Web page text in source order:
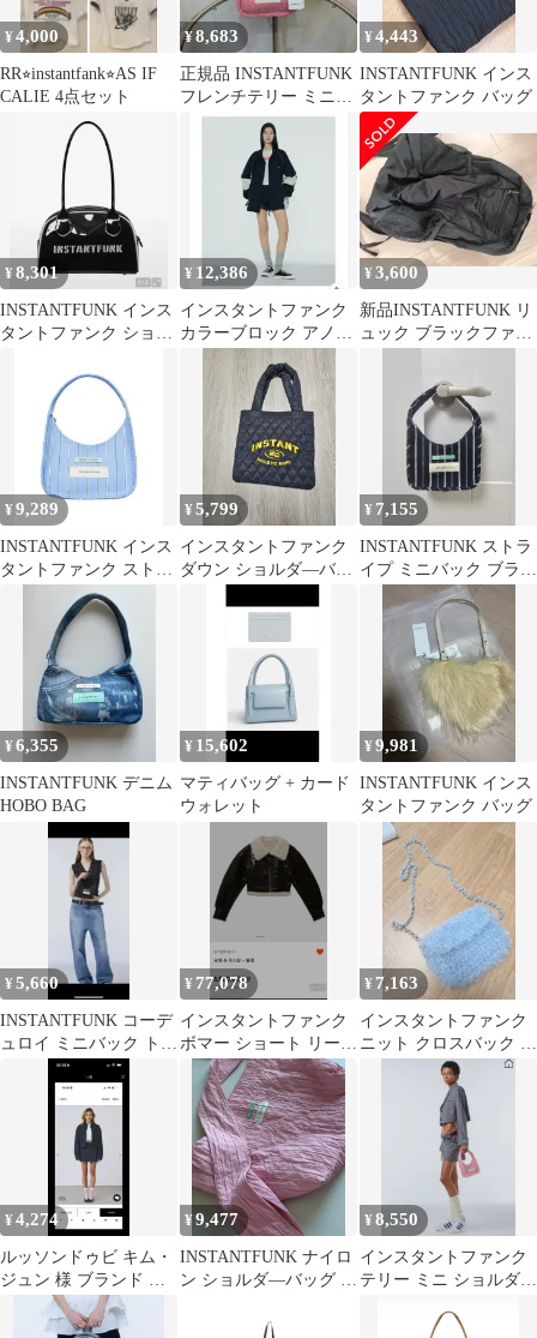
¥4,000
RR⭐︎instantfank⭐︎AS IF
CALIE 4点セット
¥8,683
正規品 INSTANTFUNK
フレンチテリー ミニバ
ッグ
¥4,443
INSTANTFUNK インス
タントファンク バッグ
¥8,301
INSTANTFUNK インス
タントファンク ショル
¥ 12,386
インスタントファンク
カラーブロック アノラ
¥3,600
新品INSTANTFUNK リ
ュック ブラックファン
¥9,289
INSTANTFUNK インス
タントファンク ストラ
イプ ミニバック
¥5,799
インスタントファンク
ダウン ショルダ—バッ
¥ 7,155
INSTANTFUNK ストラ
イプ ミニバック ブラッ
¥6,355
INSTANTFUNK デニム
HOBO BAG
¥ 15,602
マティバッグ + カード
ウォレット
¥9,981
INSTANTFUNK インス
タントファンク バッグ
¥5,660
INSTANTFUNK コーデ
ュロイ ミニバック トー
トバッグ
¥ 77,078
インスタントファンク
ボマー ショート リー
リアル ムートン ブラッ
ク (BOHEMSEO スリー
タイムズ GLOWNY
PAIN OR PLEASURE)
¥ 7,163
インスタントファンク
ニット クロスバック ブ
¥4,274
ルッソンドゥビ キム・
ジュン 様 ブランド デ
ニムスカート M
¥9,477
INSTANTFUNK ナイロ
ン ショルダ—バッグ 新
¥8,550
インスタントファンク
テリー ミニ ショルダー